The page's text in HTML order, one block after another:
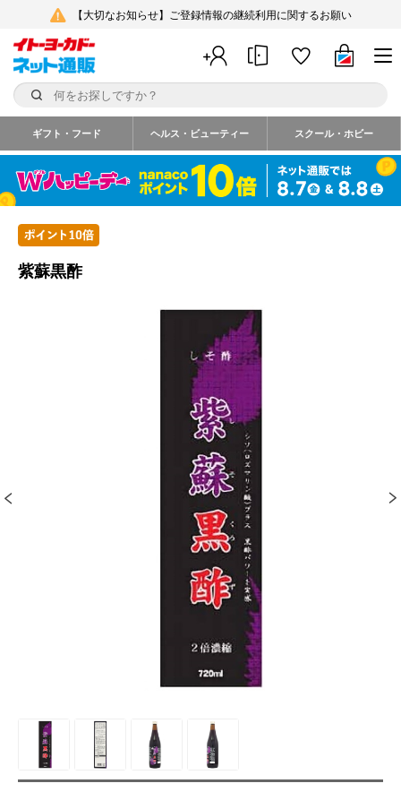
【大切なお知らせ】ご登録情報の継続利用に関するお願い
ギフト・フード ヘルス・ビューティー スクール・ホビー
紫蘇黒酢